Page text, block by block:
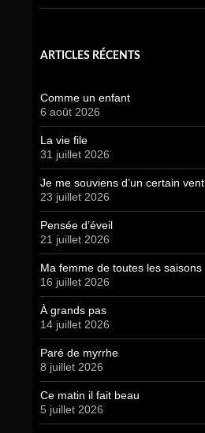
ARTICLES RÉCENTS
Comme un enfant
6 août 2026
La vie file
31 juillet 2026
Je me souviens d’un certain vent
23 juillet 2026
Pensée d’éveil
21 juillet 2026
Ma femme de toutes les saisons
16 juillet 2026
À grands pas
14 juillet 2026
Paré de myrrhe
8 juillet 2026
Ce matin il fait beau
5 juillet 2026